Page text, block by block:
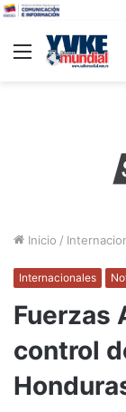
Menu
Inicio /
Internacionales
Fuerzas
control